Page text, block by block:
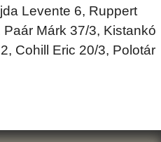
Levente 6, Ruppert
Márk 37/3, Kistankó
Cohill Eric 20/3, Polotár